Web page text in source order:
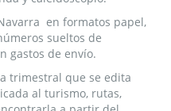
en formatos papel,
sueltos de
gastos de envío.
trimestral que se edita
al turismo, rutas,